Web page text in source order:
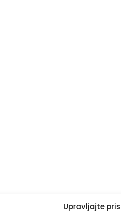
Upravljajte